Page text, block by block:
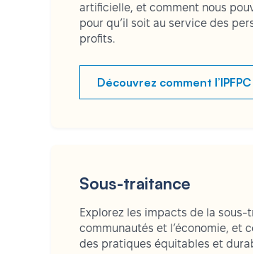
artificielle, et comment nous
pour qu’il soit au service des
profits.
Découvrez comment
Sous-traitance
Explorez les impacts de la sous-
communautés et l’économie, et
des pratiques équitables et